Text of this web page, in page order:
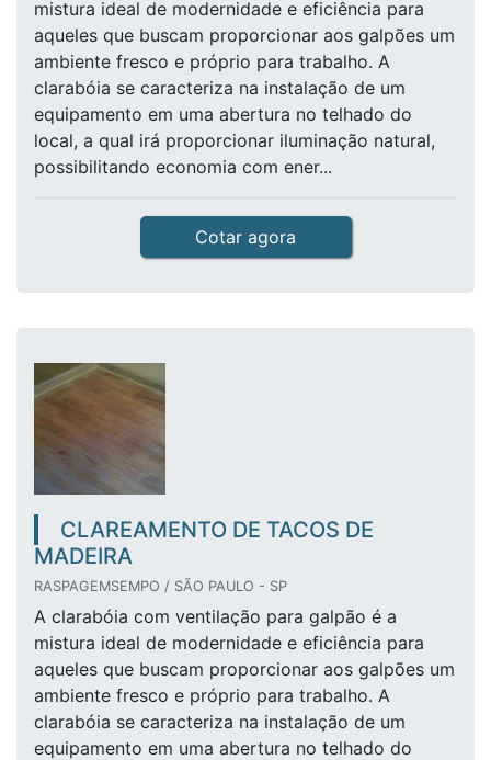
mistura ideal de modernidade e eficiência para
aqueles que buscam proporcionar aos galpões um
ambiente fresco e próprio para trabalho. A
clarabóia se caracteriza na instalação de um
equipamento em uma abertura no telhado do
local, a qual irá proporcionar iluminação natural,
possibilitando economia com ener...
Cotar agora
CLAREAMENTO DE TACOS DE
MADEIRA
RASPAGEMSEMPO / SÃO PAULO - SP
A clarabóia com ventilação para galpão é a
mistura ideal de modernidade e eficiência para
aqueles que buscam proporcionar aos galpões um
ambiente fresco e próprio para trabalho. A
clarabóia se caracteriza na instalação de um
equipamento em uma abertura no telhado do